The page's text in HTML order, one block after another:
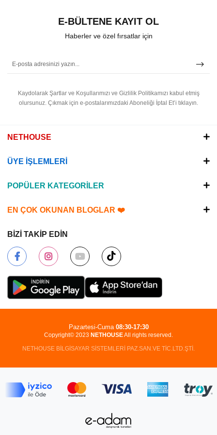
E-BÜLTENE KAYIT OL
Haberler ve özel fırsatlar için
Kaydolarak Şartlar ve Koşullarımızı ve Gizlilik Politikamızı kabul etmiş
olursunuz. Çıkmak için e-postalarımızdaki Aboneliği İptal Et’i tıklayın.
NETHOUSE
ÜYE İŞLEMLERİ
POPÜLER KATEGORİLER
EN ÇOK OKUNAN BLOGLAR ❤️
BİZİ TAKİP EDİN
Copyright© 2023 NETHOUSEAll rights reserved.
NETHOUSE BİLGİSAYAR SİSTEMLERİ PAZ.SAN.VE TİC.LTD.ŞTİ.
Pazartesi-Cuma 08:30-17:30